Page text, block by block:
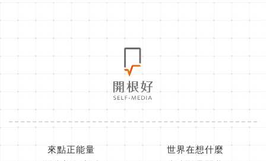
來點正能量
世界在想什麼